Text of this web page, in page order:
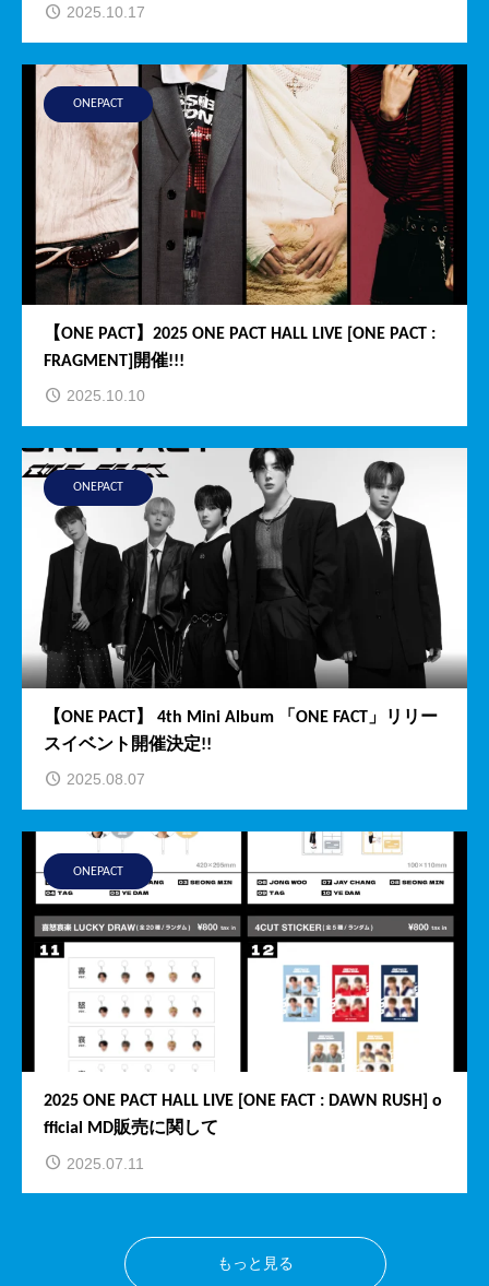
2025.10.17
ONEPACT
【ONE PACT】2025 ONE PACT HALL LIVE [ONE PACT :
FRAGMENT]開催!!!
2025.10.10
ONEPACT
【ONE PACT】 4th Mini Album 「ONE FACT」リリー
スイベント開催決定!!
2025.08.07
ONEPACT
2025 ONE PACT HALL LIVE [ONE FACT : DAWN RUSH] o
fficial MD販売に関して
2025.07.11
もっと見る